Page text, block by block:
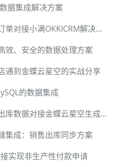
据集成解决方案
跨平台数据集成：金蝶销售订单对接小满OKKICRM解决方案
效、安全的数据处理方案
通到金蝶云星空的实战分享
的数据集成
高效数据集成：旺店通销售出库数据对接金蝶云星空生成应收单
集成：销售出库同步方案
实现非生产性付款申请